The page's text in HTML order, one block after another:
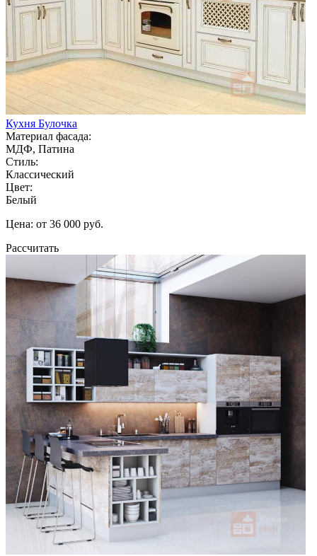
Кухня Булочка
Материал фасада:
МДФ, Патина
Стиль:
Классический
Цвет:
Белый
Цена: от 36 000 руб.
Рассчитать